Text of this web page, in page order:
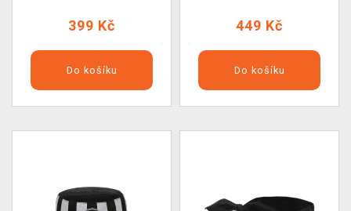
399 Kč
Do košíku
449 Kč
Do košíku